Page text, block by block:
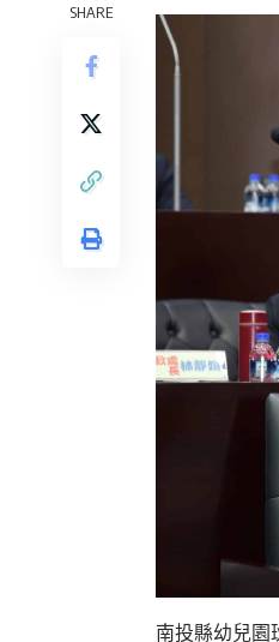
SHARE
南投縣幼兒園